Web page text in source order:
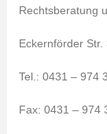
Rechtsberatung
Eckernförder
Tel.: 0431 – 974
Fax: 0431 – 974